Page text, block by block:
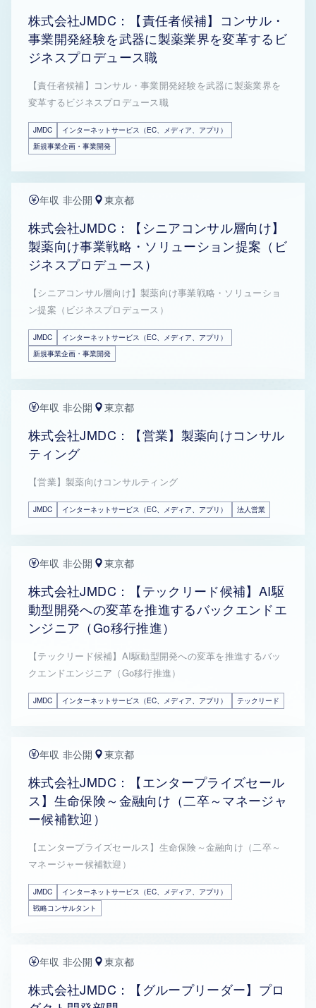
株式会社JMDC：【責任者候補】コンサル・
事業開発経験を武器に製薬業界を変革するビ
ジネスプロデュース職
【責任者候補】コンサル・事業開発経験を武器に製薬業界を
変革するビジネスプロデュース職
JMDC
インターネットサービス（EC、メディア、アプリ）
新規事業企画・事業開発
年収 非公開 東京都
株式会社JMDC：【シニアコンサル層向け】
製薬向け事業戦略・ソリューション提案（ビ
ジネスプロデュース）
【シニアコンサル層向け】製薬向け事業戦略・ソリューショ
ン提案（ビジネスプロデュース）
JMDC
インターネットサービス（EC、メディア、アプリ）
新規事業企画・事業開発
年収 非公開 東京都
株式会社JMDC：【営業】製薬向けコンサル
ティング
【営業】製薬向けコンサルティング
JMDC インターネットサービス（EC、メディア、アプリ） 法人営業
年収 非公開 東京都
株式会社JMDC：【テックリード候補】AI駆
動型開発への変革を推進するバックエンドエ
ンジニア（Go移行推進）
【テックリード候補】AI駆動型開発への変革を推進するバッ
クエンドエンジニア（Go移行推進）
JMDC インターネットサービス（EC、メディア、アプリ） テックリード
年収 非公開 東京都
株式会社JMDC：【エンタープライズセール
ス】生命保険～金融向け（二卒～マネージャ
ー候補歓迎）
【エンタープライズセールス】生命保険～金融向け（二卒～
マネージャー候補歓迎）
JMDC
インターネットサービス（EC、メディア、アプリ）
戦略コンサルタント
年収 非公開 東京都
株式会社JMDC：【グループリーダー】プロ